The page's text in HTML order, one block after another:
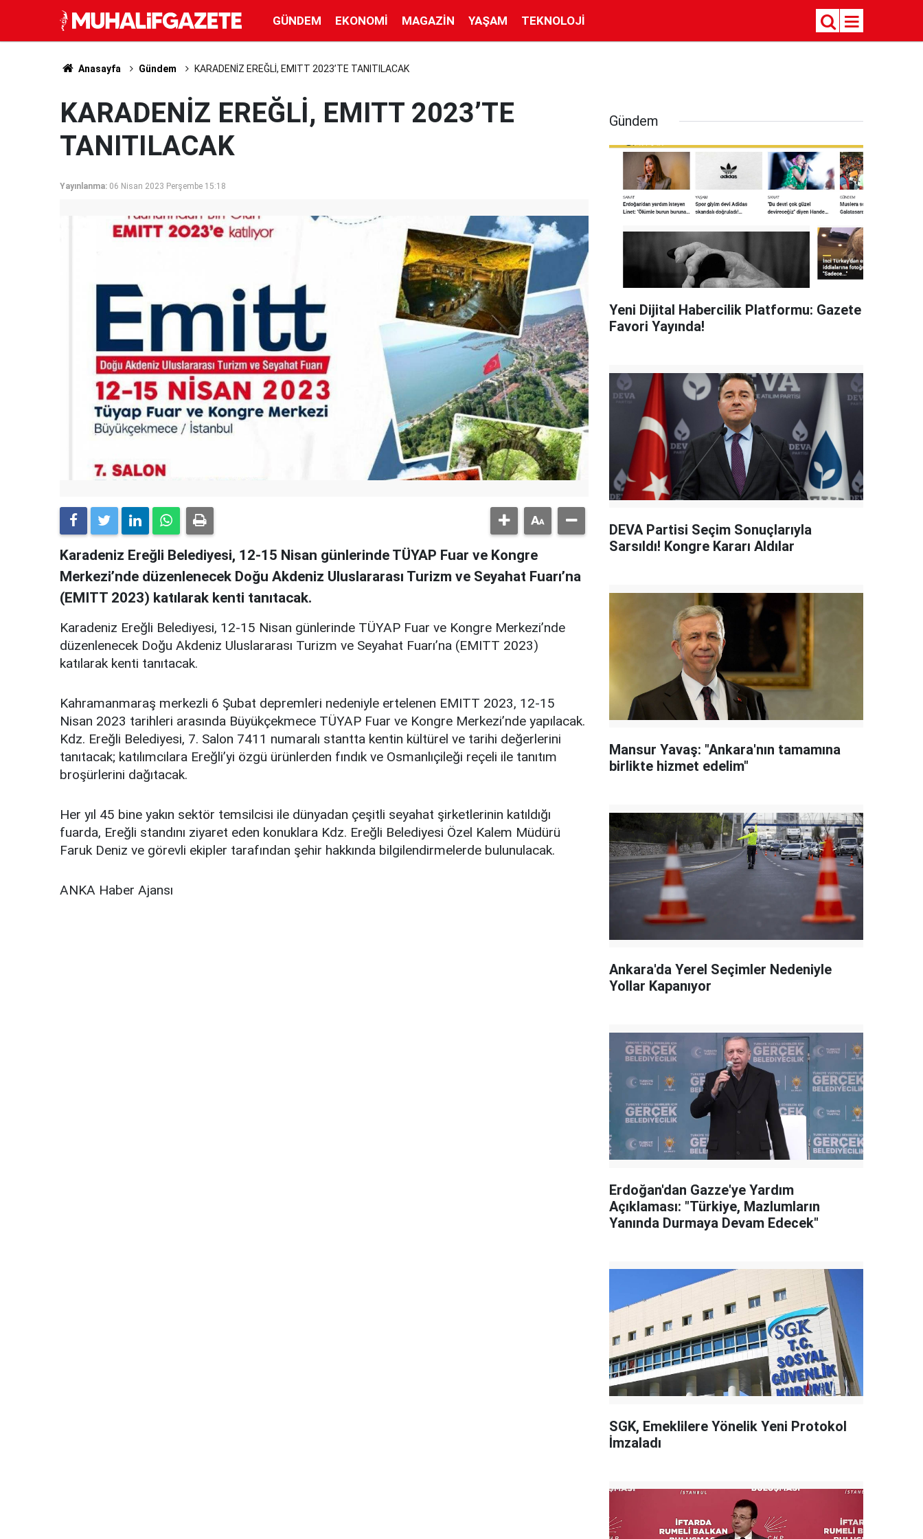
GÜNDEM EKONOMI MAGAZIN YAŞAM TEKNOLOJI
Anasayfa Gündem KARADENİZ EREĞLİ, EMITT 2023’TE TANITILACAK
KARADENİZ EREĞLİ, EMITT 2023’TE
TANITILACAK
Yayınlanma: 06 Nisan 2023 Perşembe 15:18
Karadeniz Ereğli Belediyesi, 12-15 Nisan günlerinde TÜYAP Fuar ve Kongre
Merkezi’nde düzenlenecek Doğu Akdeniz Uluslararası Turizm ve Seyahat Fuarı’na
(EMITT 2023) katılarak kenti tanıtacak.
Karadeniz Ereğli Belediyesi, 12-15 Nisan günlerinde TÜYAP Fuar ve Kongre Merkezi’nde
düzenlenecek Doğu Akdeniz Uluslararası Turizm ve Seyahat Fuarı’na (EMITT 2023)
katılarak kenti tanıtacak.
Kahramanmaraş merkezli 6 Şubat depremleri nedeniyle ertelenen EMITT 2023, 12-15
Nisan 2023 tarihleri arasında Büyükçekmece TÜYAP Fuar ve Kongre Merkezi’nde yapılacak.
Kdz. Ereğli Belediyesi, 7. Salon 7411 numaralı stantta kentin kültürel ve tarihi değerlerini
tanıtacak; katılımcılara Ereğli’yi özgü ürünlerden fındık ve Osmanlıçileği reçeli ile tanıtım
broşürlerini dağıtacak.
Her yıl 45 bine yakın sektör temsilcisi ile dünyadan çeşitli seyahat şirketlerinin katıldığı
fuarda, Ereğli standını ziyaret eden konuklara Kdz. Ereğli Belediyesi Özel Kalem Müdürü
Faruk Deniz ve görevli ekipler tarafından şehir hakkında bilgilendirmelerde bulunulacak.
ANKA Haber Ajansı
Gündem
Yeni Dijital Habercilik Platformu: Gazete
Favori Yayında!
DEVA Partisi Seçim Sonuçlarıyla
Sarsıldı! Kongre Kararı Aldılar
Mansur Yavaş: "Ankara'nın tamamına
birlikte hizmet edelim"
Ankara'da Yerel Seçimler Nedeniyle
Yollar Kapanıyor
Erdoğan'dan Gazze'ye Yardım
Açıklaması: "Türkiye, Mazlumların
Yanında Durmaya Devam Edecek"
SGK, Emeklilere Yönelik Yeni Protokol
İmzaladı